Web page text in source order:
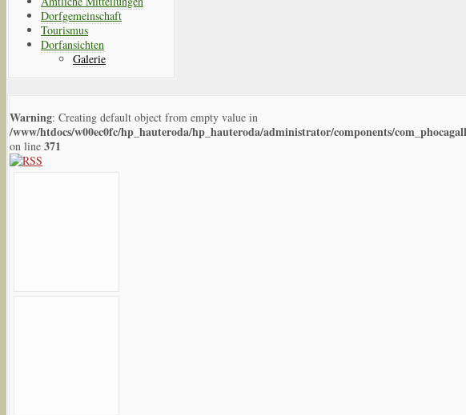
Dorfgemeinschaft
Tourismus
Dorfansichten
Galerie
Warning: Creating default object from empty value in
/www/htdocs/w00ec0fc/hp_hauteroda/hp_hauteroda/administrator/components/
on line 371